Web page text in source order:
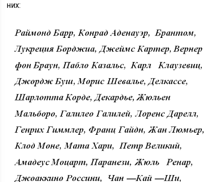
них: